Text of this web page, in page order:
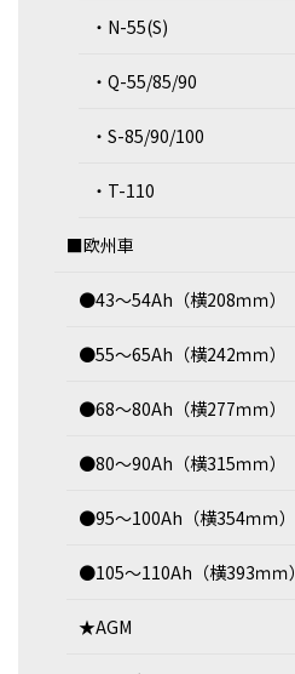
・N-55(S)
・Q-55/85/90
・S-85/90/100
・T-110
■欧州車
●43～54Ah（横208ｍｍ）
●55～65Ah（横242ｍｍ）
●68～80Ah（横277ｍｍ）
●80～90Ah（横315ｍｍ）
●95～100Ah（横354ｍｍ）
●105～110Ah（横393ｍｍ）
★AGM